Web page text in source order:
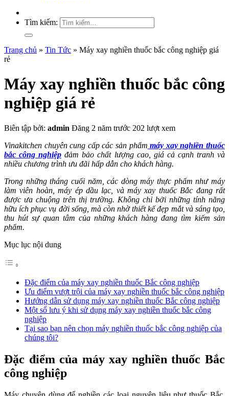
Tìm kiếm:
Trang chủ » Tin Tức » Máy xay nghiền thuốc bắc công nghiệp giá
rẻ
Máy xay nghiền thuốc bắc công
nghiệp giá rẻ
Biên tập bởi: admin Đăng 2 năm trước 202 lượt xem
Vinakitchen chuyên cung cấp các sản phẩm máy xay nghiền thuốc
bắc công nghiệp đảm bảo chất lượng cao, giá cả cạnh tranh và
nhiều chương trình ưu đãi hấp dẫn cho khách hàng.
Trong những tháng cuối năm, các dòng máy thực phẩm như máy
làm viên hoàn, máy ép dầu lạc, và máy xay thuốc Bắc đang rất
được ưa chuộng trên thị trường. Không chỉ bởi những tính năng
hữu ích phục vụ đời sống, mà còn nhờ thiết kế đẹp mắt và sáng tạo,
thu hút sự quan tâm của những khách hàng đang tìm kiếm sản
phẩm.
Mục lục nội dung
Đặc điểm của máy xay nghiền thuốc Bắc công nghiệp
Ưu điểm vượt trội của máy xay nghiền thuốc bắc công nghiệp
Hướng dẫn sử dụng máy xay nghiền thuốc Bắc công nghiệp
Một số lưu ý khi sử dụng máy xay nghiền thuốc bắc công
nghiệp
Tại sao bạn nên chọn máy nghiền thuốc bắc công nghiệp của
chúng tôi?
Đặc điểm của máy xay nghiền thuốc Bắc
công nghiệp